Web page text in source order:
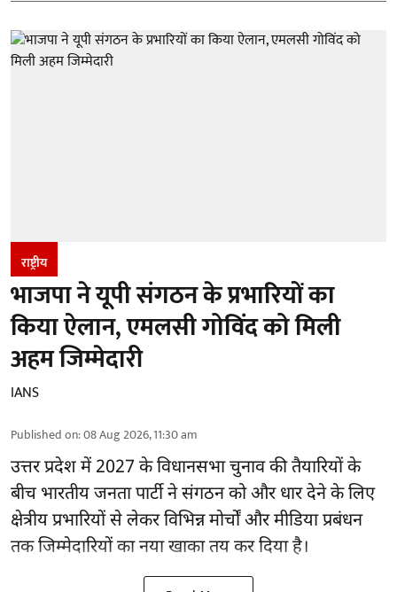
राष्ट्रीय
भाजपा ने यूपी संगठन के प्रभारियों का
किया ऐलान, एमलसी गोविंद को मिली
अहम जिम्मेदारी
IANS
Published on:08 Aug 2026, 11:30 am
उत्तर प्रदेश में 2027 के विधानसभा चुनाव की तैयारियों के
बीच भारतीय जनता पार्टी ने संगठन को और धार देने के लिए
क्षेत्रीय प्रभारियों से लेकर विभिन्न मोर्चों और मीडिया प्रबंधन
तक जिम्मेदारियों का नया खाका तय कर दिया है।